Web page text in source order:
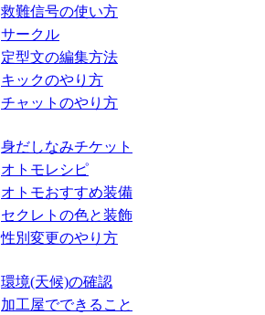
救難信号の使い方
サークル
定型文の編集方法
キックのやり方
チャットのやり方
身だしなみチケット
オトモレシピ
オトモおすすめ装備
セクレトの色と装飾
性別変更のやり方
環境(天候)の確認
加工屋でできること